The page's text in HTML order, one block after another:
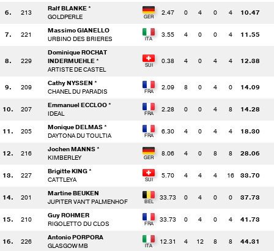
6. 213
Ralf BLANKE *
GOLDPERLE
2.47 0 4 0 4 10.47
7. 221
Massimo GIANELLO
URBINO DES BRIERES
3.55 4 0 0 4 11.55
8. 229
Dominique ROCHAT
INDERMUEHLE *
ARTISTE DE CASTEL
0.38 4 0 4 4 12.38
9. 209
Cathy NYSSEN *
CHANEL DU PARADIS
2.09 8 0 4 0 14.09
10. 207
Emmanuel ECCLOO *
IDEAL
2.28 0 0 4 8 14.28
11. 205
Monique DELMAS *
DAYTONA DU TOULTIA
6.30 4 0 4 4 18.30
12. 216
Jochen MANNS *
KIMBERLEY
8.06 4 0 8 8 28.06
13. 227
Brigitte KING *
CATTLEYA
5.70 4 4 4 16 33.70
14. 201
Martine BEUKEN
JUPITER VAN'T PALMENHOF
33.73 0 4 0 0 37.73
15. 210
Guy ROHMER
RIGOLETTO DU CLOS
33.73 0 4 0 4 41.73
16. 226
Antonio PORPORA
GLASGOW MB
12.31 4 12 8 8 44.31